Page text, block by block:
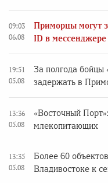
09:03
06.08
Приморцы могут
ID в
19:51
05.08
За полгода бойцы
задержать в
13:36
05.08
«Восточный
млекопитающих
13:35
05.08
Более 60
Владивостоке к